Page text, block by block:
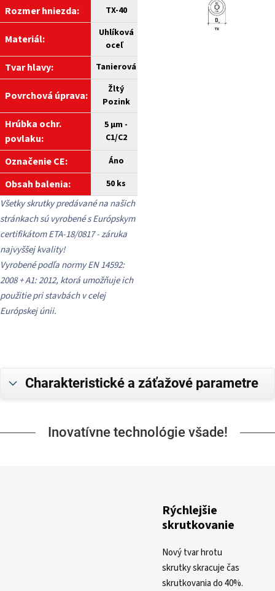
Rozmer hniezda: TX-40
Materiál:
Uhlíková
oceľ
Tvar hlavy: Tanierová
Povrchová úprava:
Žltý
Pozink
Hrúbka ochr.
povlaku:
5 µm -
C1/C2
Označenie CE: Áno
Obsah balenia: 50 ks
Všetky skrutky predávané na našich
stránkach sú vyrobené s Európskym
certifikátom ETA-18/0817 - záruka
najvyššej kvality!
Vyrobené podľa normy EN 14592:
2008 + A1: 2012, ktorá umožňuje ich
použitie pri stavbách v celej
Európskej únii.
Charakteristické a záťažové parametre
Inovatívne technológie všade!
Rýchlejšie
skrutkovanie
Nový tvar hrotu
skrutky skracuje čas
skrutkovania do 40%.